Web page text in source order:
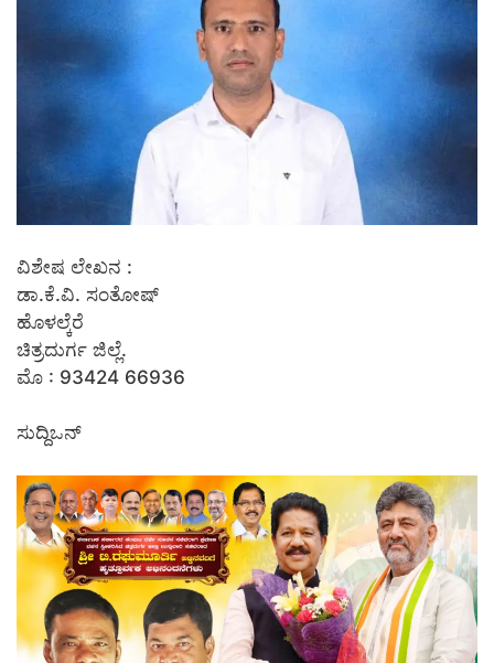
ವಿಶೇಷ ಲೇಖನ :
ಡಾ.ಕೆ.ವಿ. ಸಂತೋಷ್
ಹೊಳಲ್ಕೆರೆ
ಚಿತ್ರದುರ್ಗ ಜಿಲ್ಲೆ.
ಮೊ : 93424 66936
ಸುದ್ದಿಒನ್